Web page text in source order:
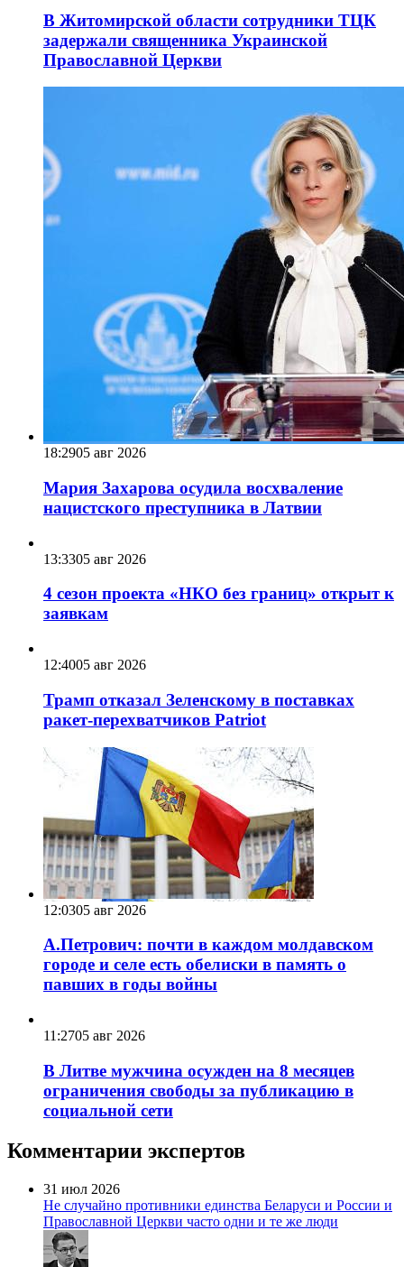
В Житомирской области сотрудники ТЦК
задержали священника Украинской
Православной Церкви
18:2905 авг 2026
Мария Захарова осудила восхваление
нацистского преступника в Латвии
13:3305 авг 2026
4 сезон проекта «НКО без границ» открыт к
заявкам
12:4005 авг 2026
Трамп отказал Зеленскому в поставках
ракет-перехватчиков Patriot
12:0305 авг 2026
А.Петрович: почти в каждом молдавском
городе и селе есть обелиски в память о
павших в годы войны
11:2705 авг 2026
В Литве мужчина осужден на 8 месяцев
ограничения свободы за публикацию в
социальной сети
Комментарии экспертов
31 июл 2026
Не случайно противники единства Беларуси и России и
Православной Церкви часто одни и те же люди